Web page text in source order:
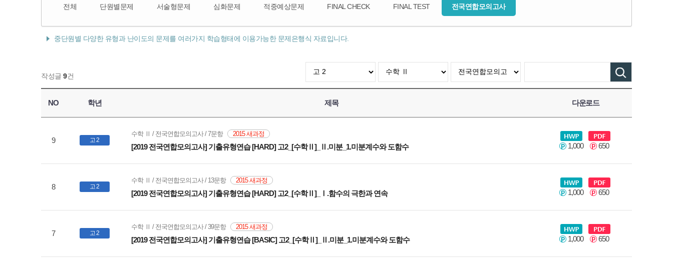
전체 단원별문제 서술형문제 심화문제 적중예상문제 FINAL CHECK FINAL TEST 전국연합모의고사
중단원별 다양한 유형과 난이도의 문제를 여러가지 학습형태에 이용가능한 문제은행식 자료입니다.
작성글 9건
NO 학년 제목 다운로드
9 고 2
수학 Ⅱ / 전국연합모의고사 / 7문항 2015 새과정
[2019 전국연합모의고사] 기출유형연습 [HARD] 고2_[수학Ⅱ]_Ⅱ.미분_1.미분계수와 도함수 1,000 650
8 고 2
수학 Ⅱ / 전국연합모의고사 / 13문항 2015 새과정
[2019 전국연합모의고사] 기출유형연습 [HARD] 고2_[수학Ⅱ]_Ⅰ.함수의 극한과 연속 1,000 650
7 고 2
수학 Ⅱ / 전국연합모의고사 / 39문항 2015 새과정
[2019 전국연합모의고사] 기출유형연습 [BASIC] 고2_[수학Ⅱ]_Ⅱ.미분_1.미분계수와 도함수 1,000 650